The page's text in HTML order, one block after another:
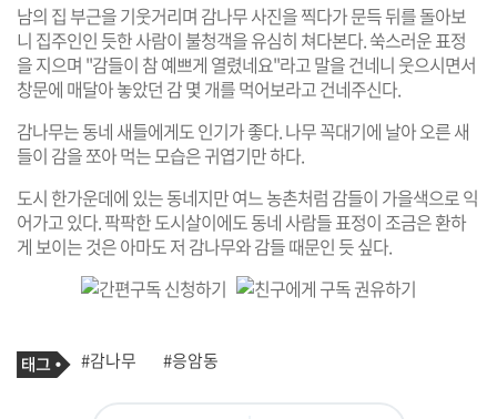
남의 집 부근을 기웃거리며 감나무 사진을 찍다가 문득 뒤를 돌아보
니 집주인인 듯한 사람이 불청객을 유심히 쳐다본다. 쑥스러운 표정
을 지으며 "감들이 참 예쁘게 열렸네요"라고 말을 건네니 웃으시면서
창문에 매달아 놓았던 감 몇 개를 먹어보라고 건네주신다.
감나무는 동네 새들에게도 인기가 좋다. 나무 꼭대기에 날아 오른 새
들이 감을 쪼아 먹는 모습은 귀엽기만 하다.
도시 한가운데에 있는 동네지만 여느 농촌처럼 감들이 가을색으로 익
어가고 있다. 팍팍한 도시살이에도 동네 사람들 표정이 조금은 환하
게 보이는 것은 아마도 저 감나무와 감들 때문인 듯 싶다.
기
사
태
그
#감나무 #응암동